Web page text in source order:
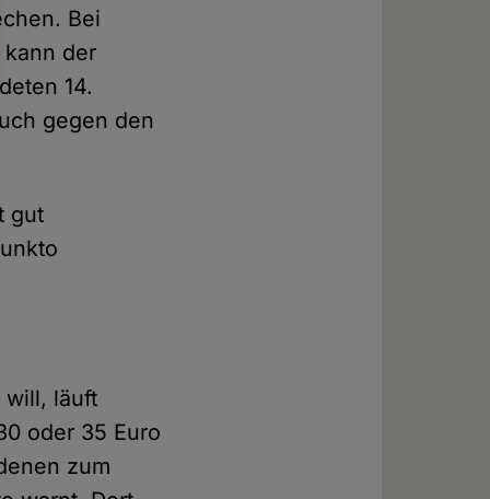
Bei
kann der
14.
gegen den
gut
will, läuft
oder 35 Euro
zum